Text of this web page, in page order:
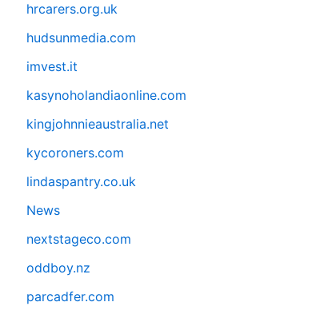
hrcarers.org.uk
hudsunmedia.com
imvest.it
kasynoholandiaonline.com
kingjohnnieaustralia.net
kycoroners.com
lindaspantry.co.uk
News
nextstageco.com
oddboy.nz
parcadfer.com